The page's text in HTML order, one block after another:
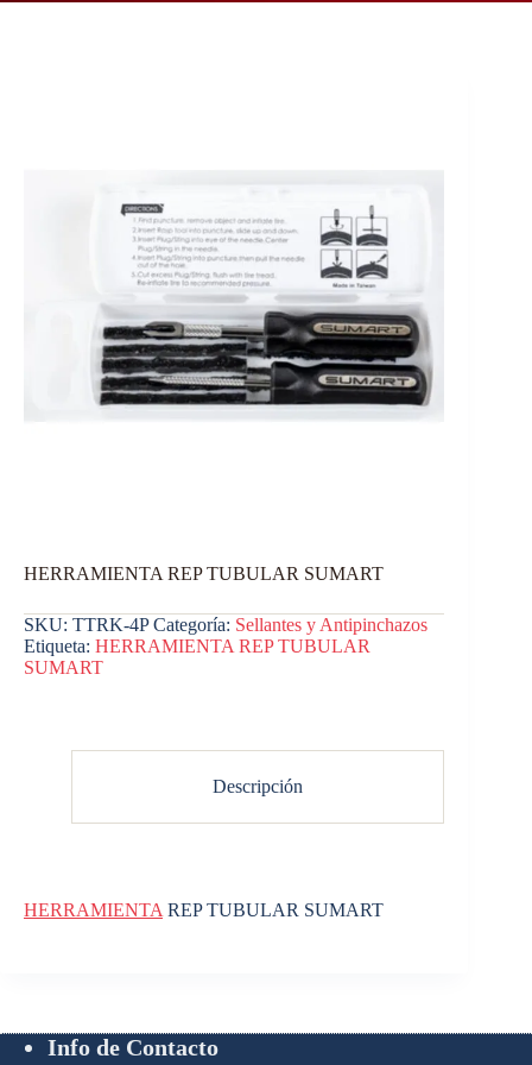
HERRAMIENTA REP TUBULAR SUMART
SKU: TTRK-4P Categoría: Sellantes y Antipinchazos
Etiqueta: HERRAMIENTA REP TUBULAR
SUMART
Descripción
HERRAMIENTA REP TUBULAR SUMART
Info de Contacto